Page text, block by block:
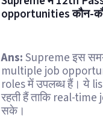
opportunities कौन-
Ans:Supreme इस
multiple job
roles में उपलब्ध हैं। ये
रहती हैं ताकि real-
सके।